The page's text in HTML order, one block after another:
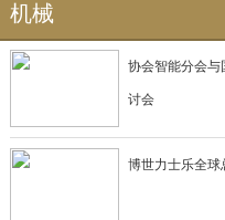
机械
协会智能分会
讨会
博世力士乐全球